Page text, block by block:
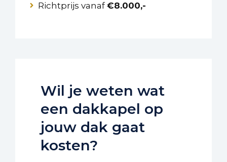
Richtprijs vanaf€8.000,-
Wil je weten wat
een dakkapel op
jouw dak gaat
kosten?